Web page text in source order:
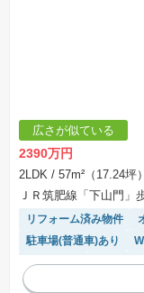
広さが似ている
2390万円
2LDK / 57m²（17.24坪
ＪＲ筑肥線「下山門」
リフォーム済み物件
駐車場(普通車)あり
浴室乾燥機
システム